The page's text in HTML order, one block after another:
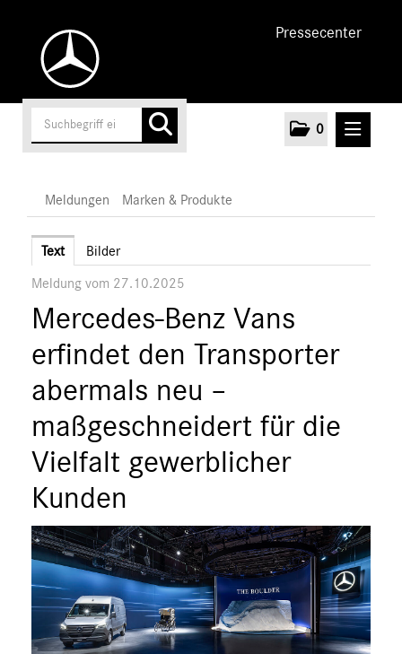
Pressecenter
0
Unternehmen
Cars
Vans
Marken & Produkte
MEDIA
ÜBER UNS
ANSPRECHPARTNER
Meldungen Marken & Produkte
Text Bilder
Meldung vom 27.10.2025
Mercedes-Benz Vans
erfindet den Transporter
abermals neu –
maßgeschneidert für die
Vielfalt gewerblicher
Kunden